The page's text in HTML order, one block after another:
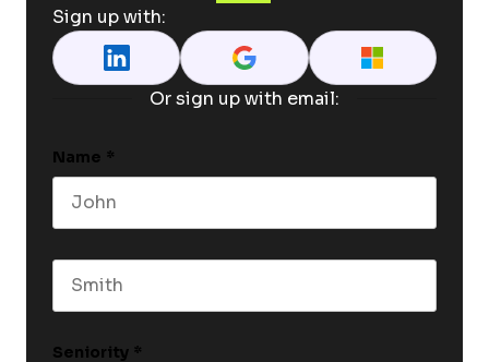
Sign up with:
Or sign up with email:
Name *
Seniority *